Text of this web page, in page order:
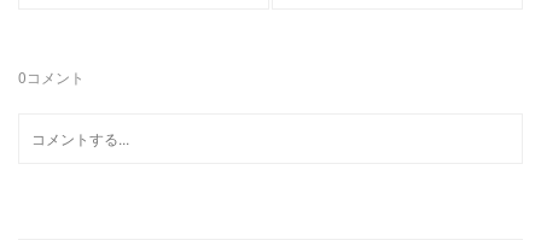
0コメント